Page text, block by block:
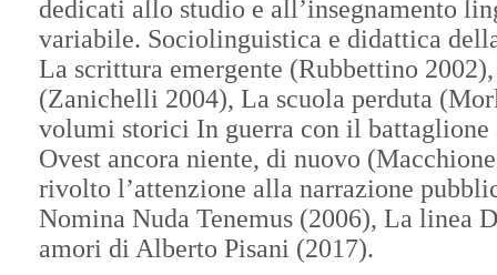
dedicati allo studio e all’insegnamento
variabile. Sociolinguistica e didattica
La scrittura emergente (Rubbettino
(Zanichelli 2004), La scuola perduta
volumi storici In guerra con il
Ovest ancora niente, di nuovo
rivolto l’attenzione alla narrazione
Nomina Nuda Tenemus (2006), La linea
amori di Alberto Pisani (2017).